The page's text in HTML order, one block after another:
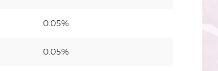
0.05%
0.05%